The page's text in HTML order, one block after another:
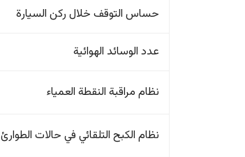
حساس التوقف خلال ركن السيارة
عدد الوسائد الهوائية
نظام مراقبة النقطة العمياء
نظام الكبح التلقائي في حالات الطوارئ